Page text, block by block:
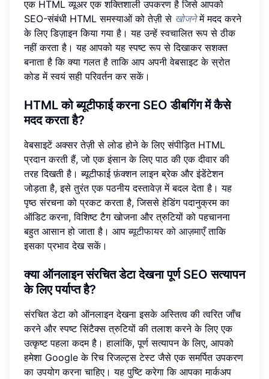
एक HTML व्यूअर एक शक्तिशाली उपकरण है जिसे आपको
SEO-संबंधी HTML समस्याओं को तेज़ी से खोजनेमें मदद करने
के लिए डिज़ाइन किया गया है। यह उन्हें स्वचालित रूप से ठीक
नहीं करता है। यह आपको यह स्पष्ट रूप से दिखाकर सशक्त
बनाता है कि क्या गलत है ताकि आप अपनी वेबसाइट के स्रोत
कोड में स्वयं सही परिवर्तन कर सकें।
HTML को ब्यूटीफाई करना SEO डीबगिंग में कैसे
मदद करता है?
वेबसाइटें अक्सर तेज़ी से लोड होने के लिए संपीड़ित HTML
प्रदान करती हैं, जो एक इंसान के लिए पाठ की एक दीवार की
तरह दिखती है। ब्यूटीफाई फ़ंक्शन लाइन ब्रेक और इंडेंटेशन
जोड़ता है, इसे तुरंत एक पठनीय दस्तावेज़ में बदल देता है। यह
पृष्ठ संरचना को प्रकट करता है, जिससे हेडिंग पदानुक्रम का
ऑडिट करना, विशिष्ट टैग खोजना और त्रुटियों को पहचानना
बहुत आसान हो जाता है। आपब्यूटीफायर को आज़माएँताकि
इसका प्रभाव देख सकें।
क्या ऑनलाइन संरचित डेटा देखना पूर्ण SEO सत्यापन
के लिए पर्याप्त है?
संरचित डेटा को ऑनलाइन देखना इसके अस्तित्व की त्वरित जाँच
करने और स्पष्ट सिंटैक्स त्रुटियों की तलाश करने के लिए एक
उत्कृष्ट पहला कदम है। हालांकि, पूर्ण सत्यापन के लिए, आपको
हमेशा Google के रिच रिजल्ट्स टेस्ट जैसे एक समर्पित उपकरण
का उपयोग करना चाहिए। यह पुष्टि करेगा कि आपका मार्कअप